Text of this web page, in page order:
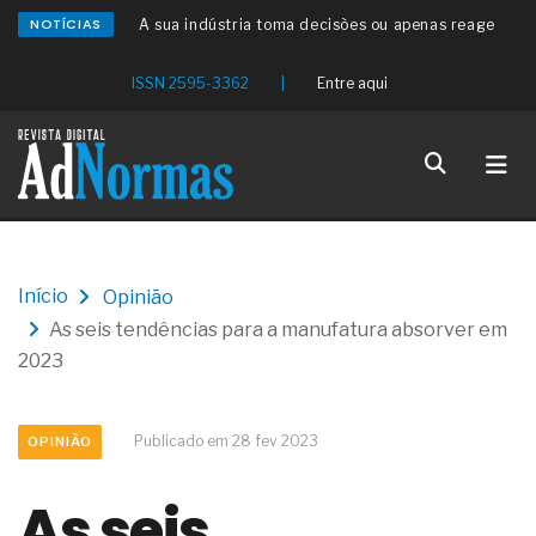
NOTÍCIAS
A sua indústria toma decisões ou apenas reage
Os serviços de reciclagem profunda a frio in situ
tentar criar uma reserva de mercado sobre as
NBR ISO
Os critérios médicos da síndrome metabólica
A prevenção clínica da coceira no ânus
crônica
As causas médicas da queda dos cabelos ou
morte precoce e melhora o metabolismo
O desenvolvimento de indicadores nas atividades
ISSN 2595-3362 Entre aqui
Início
Opinião
As seis tendências para a manufatura absorver em
2023
OPINIÃO Publicado em 28 fev 2023